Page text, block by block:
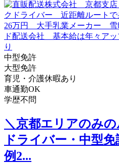
中型免許
大型免許
育児・介護休暇あり
車通勤OK
学歴不問
＼京都エリアのみ
ドライバー・中型
例2...